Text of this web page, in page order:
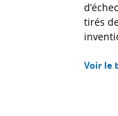
tirés
Voir le